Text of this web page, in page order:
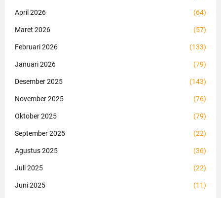
April 2026 (64)
Maret 2026 (57)
Februari 2026 (133)
Januari 2026 (79)
Desember 2025 (143)
November 2025 (76)
Oktober 2025 (79)
September 2025 (22)
Agustus 2025 (36)
Juli 2025 (22)
Juni 2025 (11)